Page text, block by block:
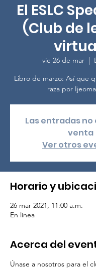
El ESLC
(Club de
vie 26 de mar
  |
Libro de marzo: Así que
raza por
Las entradas no
venta
Ver otros
Horario y
26 mar 2021, 11:00 a.m.
En línea
Acerca del
Únase a nosotros para el